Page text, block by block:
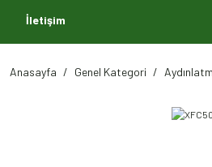
İletişim
Anasayfa Genel Kategori